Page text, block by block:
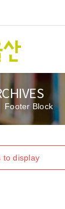
Footer Block
to display